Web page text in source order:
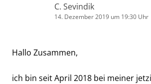
C. Sevindik
14. Dezember 2019 um 19:30 Uhr
Hallo Zusammen,
ich bin seit April 2018 bei meiner